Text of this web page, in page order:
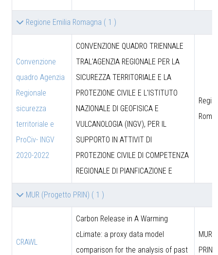
Regione Emilia Romagna ( 1 )
Convenzione
quadro Agenzia
Regionale
sicurezza
territoriale e
ProCiv- INGV
2020-2022
CONVENZIONE QUADRO TRIENNALE
TRAL'AGENZIA REGIONALE PER LA
SICUREZZA TERRITORIALE E LA
PROTEZIONE CIVILE E L'ISTITUTO
NAZIONALE DI GEOFISICA E
VULCANOLOGIA (INGV), PER IL
SUPPORTO IN ATTIVIT DI
PROTEZIONE CIVILE DI COMPETENZA
REGIONALE DI PIANFICAZIONE E
MUR (Progetto PRIN) ( 1 )
CRAWL
Carbon Release in A Warming
cLimate: a proxy data model
comparison for the analysis of past
MUR
PRIN)